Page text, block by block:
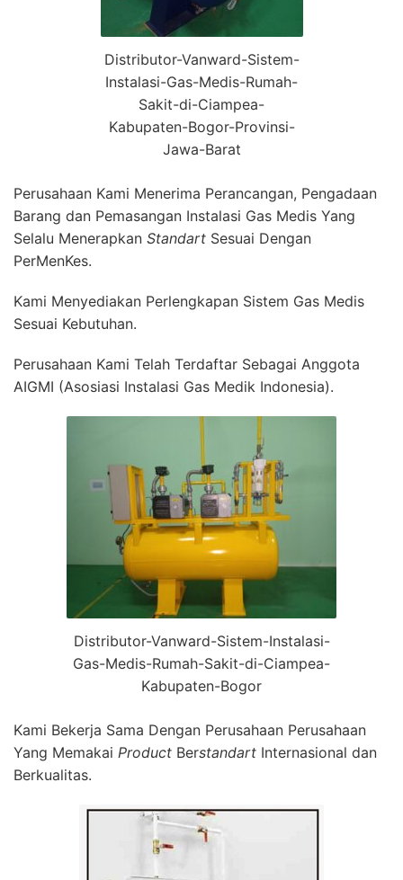
Distributor-Vanward-Sistem-
Instalasi-Gas-Medis-Rumah-
Sakit-di-Ciampea-
Kabupaten-Bogor-Provinsi-
Jawa-Barat
Perusahaan Kami Menerima Perancangan, Pengadaan
Barang dan Pemasangan Instalasi Gas Medis Yang
Selalu Menerapkan Standart Sesuai Dengan
PerMenKes.
Kami Menyediakan Perlengkapan Sistem Gas Medis
Sesuai Kebutuhan.
Perusahaan Kami Telah Terdaftar Sebagai Anggota
AIGMI (Asosiasi Instalasi Gas Medik Indonesia).
Distributor-Vanward-Sistem-Instalasi-
Gas-Medis-Rumah-Sakit-di-Ciampea-
Kabupaten-Bogor
Kami Bekerja Sama Dengan Perusahaan Perusahaan
Yang Memakai Product Berstandart Internasional dan
Berkualitas.